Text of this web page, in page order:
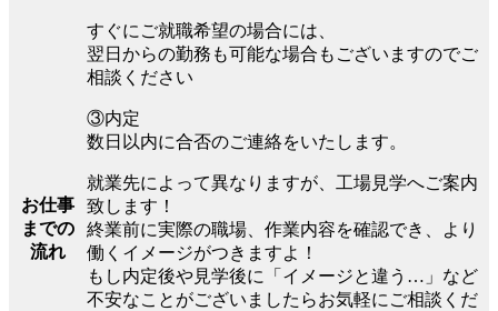
お仕事
までの
流れ
すぐにご就職希望の場合には、
翌日からの勤務も可能な場合もございますのでご
相談ください
③内定
数日以内に合否のご連絡をいたします。
就業先によって異なりますが、工場見学へご案内
致します！
終業前に実際の職場、作業内容を確認でき、より
働くイメージがつきますよ！
もし内定後や見学後に「イメージと違う…」など
不安なことがございましたらお気軽にご相談くだ